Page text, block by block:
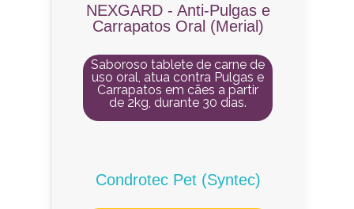
NEXGARD - Anti-Pulgas e
Carrapatos Oral (Merial)
Saboroso tablete de carne de
uso oral, atua contra Pulgas e
Carrapatos em cães a partir
de 2kg, durante 30 dias.
Condrotec Pet (Syntec)